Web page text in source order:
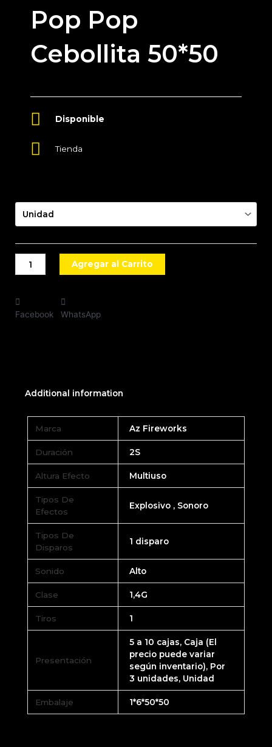
Pop Pop
Cebollita 50*50
Tienda
Agregar al Carrito
Facebook WhatsApp
Additional information
Marca Az Fireworks
Duración 2S
Altura Efecto Multiuso
Tipos De
Efectos
Explosivo , Sonoro
Tipos De
Disparos
1 disparo
Sonido Alto
Clase 1,4G
Tiros 1
Presentación
5 a 10 cajas, Caja (El
precio puede variar
según inventario), Por
3 unidades, Unidad
Embalaje 1*6*50*50